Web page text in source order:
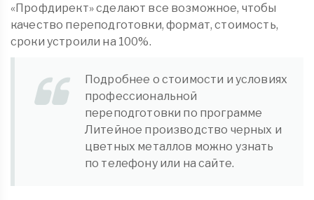
«Профдирект» сделают все возможное, чтобы
качество переподготовки, формат, стоимость,
сроки устроили на 100%.
Подробнее о стоимости и условиях
профессиональной
переподготовки по программе
Литейное производство черных и
цветных металлов можно узнать
по телефону или на сайте.